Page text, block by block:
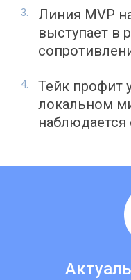
Линия MVP
выступает в
Тейк профит
локальном
наблюдается